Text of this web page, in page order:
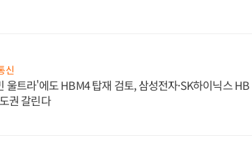
신
울트라'에도 HBM4 탑재 검토, 삼성전자·SK하이닉스 HB
권 갈린다